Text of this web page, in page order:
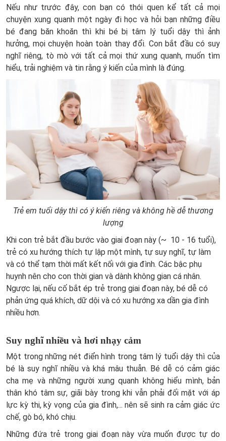
Nếu như trước đây, con bạn có thói quen kể tất cả mọi
chuyện xung quanh một ngày đi học và hỏi bạn những điều
bé đang băn khoăn thì khi bé bị tâm lý tuổi dậy thì ảnh
hưởng, mọi chuyện hoàn toàn thay đổi. Con bắt đầu có suy
nghĩ riêng, tò mò với tất cả mọi thứ xung quanh, muốn tìm
hiểu, trải nghiệm và tin rằng ý kiến của mình là đúng.
Trẻ em tuổi dậy thì có ý kiến riêng và không hề dễ thương
lượng
Khi con trẻ bắt đầu bước vào giai đoạn này (~ 10 - 16 tuổi),
trẻ có xu hướng thích tự lập một mình, tự suy nghĩ, tự làm
và có thể tạm thời mất kết nối với gia đình. Các bậc phụ
huynh nên cho con thời gian và dành không gian cá nhân.
Ngược lại, nếu cố bắt ép trẻ trong giai đoạn này, bé dễ có
phản ứng quá khích, dữ dội và có xu hướng xa dần gia đình
nhiều hơn.
Suy nghĩ nhiều và hơi nhạy cảm
Một trong những nét điển hình trong tâm lý tuổi dậy thì của
bé là suy nghĩ nhiều và khá mâu thuẫn. Bé dễ có cảm giác
cha mẹ và những người xung quanh không hiểu mình, bản
thân khó tâm sự, giãi bày trong khi vẫn phải đối mặt với áp
lực kỳ thi, kỳ vọng của gia đình,... nên sẽ sinh ra cảm giác ức
chế, gò bó, khó chịu.
Những đứa trẻ trong giai đoạn này vừa muốn được tự do